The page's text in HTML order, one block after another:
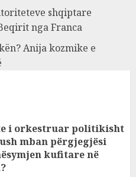
shqiptare
nga Franca
Anija kozmike e
i orkestruar politikisht
mban përgjegjësi
kufitare në